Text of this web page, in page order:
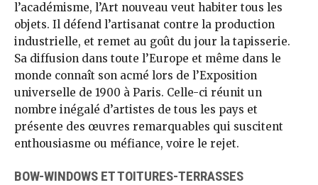
l’académisme, l’Art nouveau veut habiter tous les
objets. Il défend l’artisanat contre la production
industrielle, et remet au goût du jour la tapisserie.
Sa diffusion dans toute l’Europe et même dans le
monde connaît son acmé lors de l’Exposition
universelle de 1900 à Paris. Celle-ci réunit un
nombre inégalé d’artistes de tous les pays et
présente des œuvres remarquables qui suscitent
enthousiasme ou méfiance, voire le rejet.
BOW-WINDOWS ET TOITURES-TERRASSES